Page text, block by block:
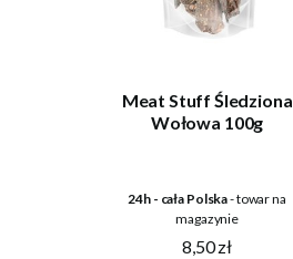
Meat Stuff Śledziona
Wołowa 100g
24h - cała Polska- towar na
magazynie
8,50 zł